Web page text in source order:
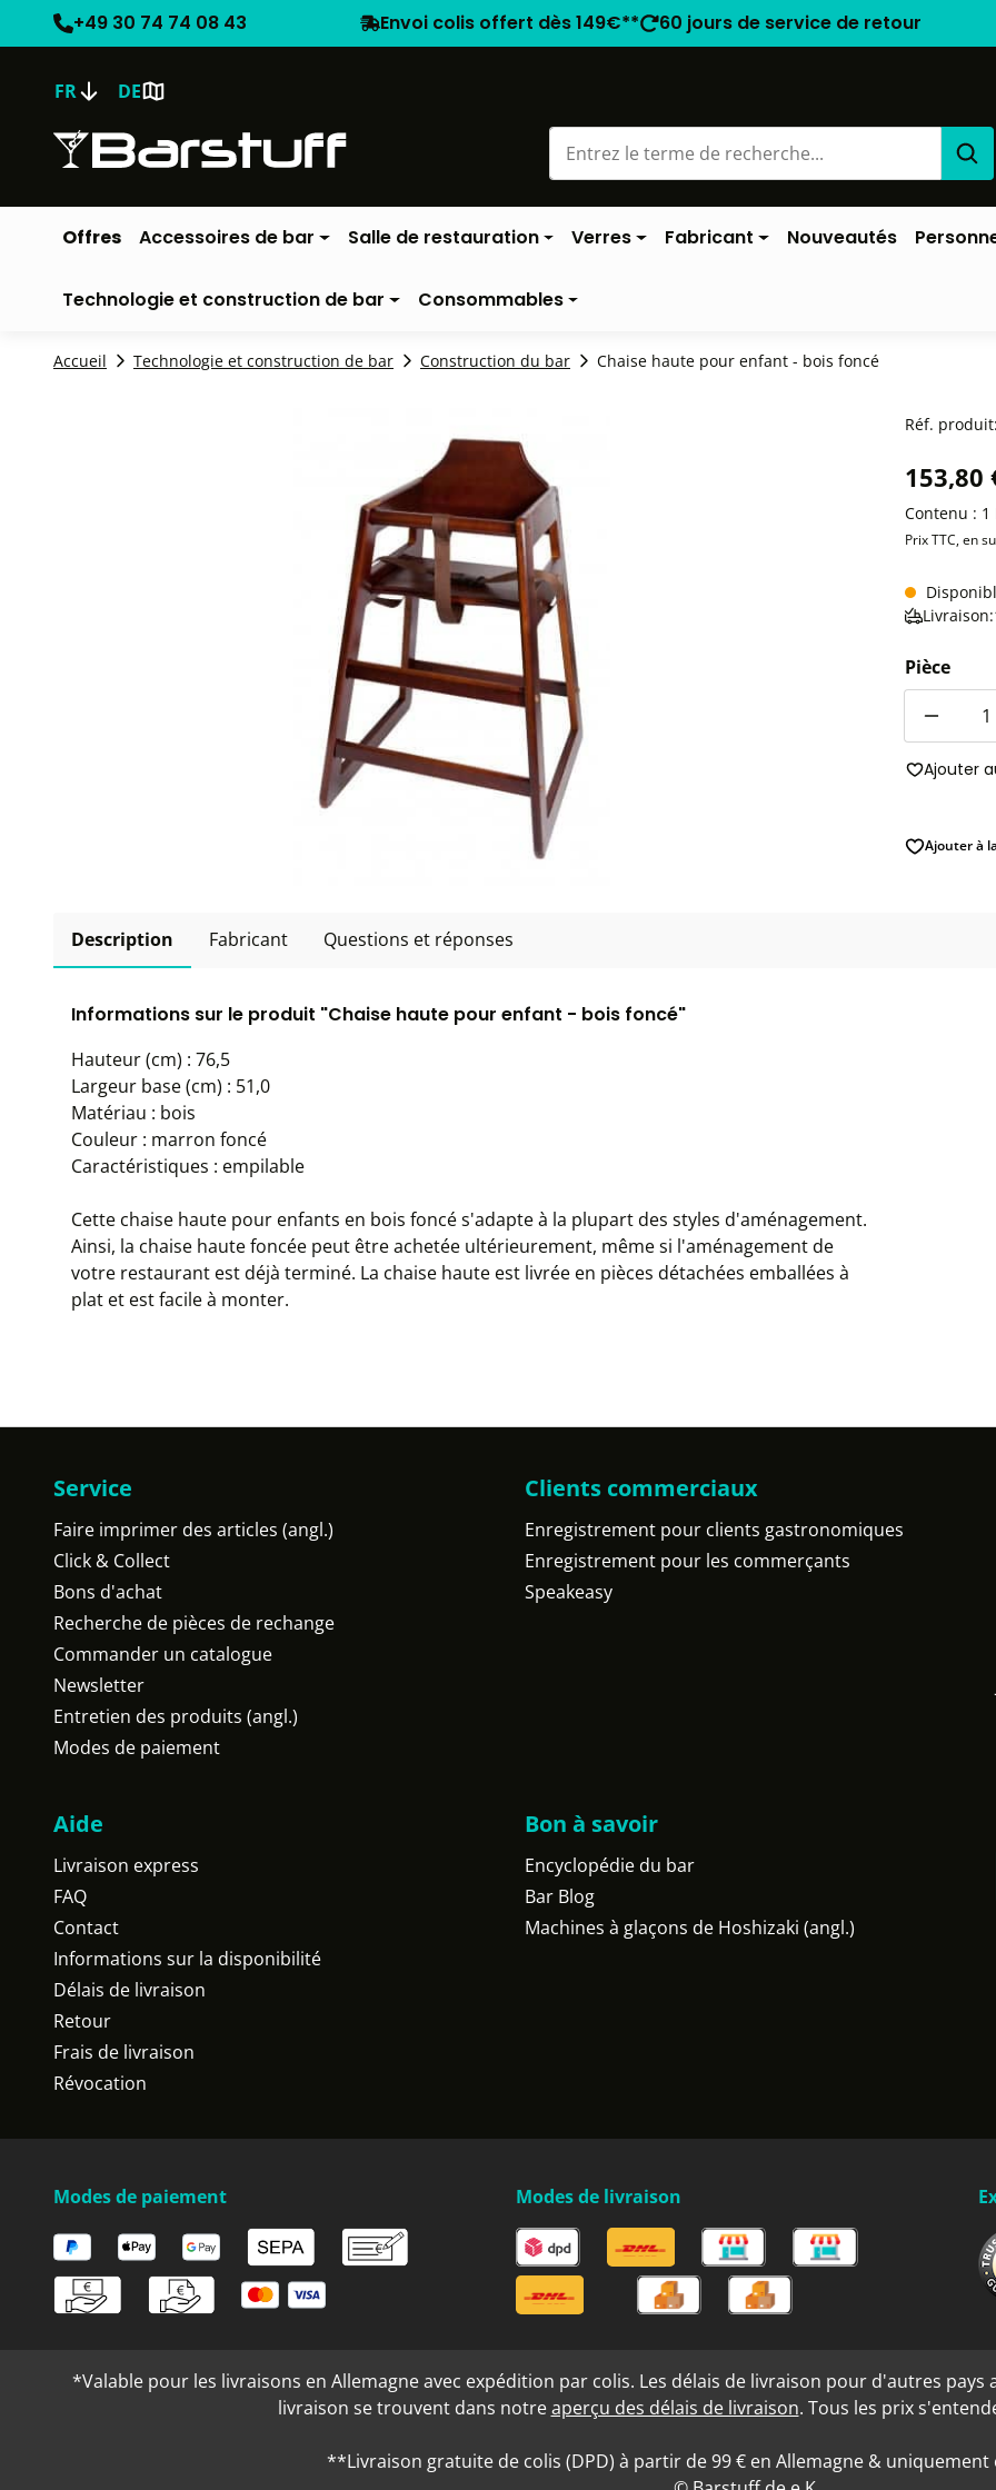
+49 30 74 74 08 43 Envoi colis offert dès 149€** 60 jours de service de retour
FR DE
Offres Accessoires de bar Salle de restauration Verres Fabricant Nouveautés
Technologie et construction de bar Consommables
Accueil Technologie et construction de bar Construction du bar Chaise haute pour enfant - bois foncé
Réf. produit:
153,80
Contenu : 1
Prix TTC, en
Pièce
Ajouter
Ajouter à
Description Fabricant Questions et réponses
Informations sur le produit "Chaise haute pour enfant - bois foncé"
Hauteur (cm) : 76,5
Largeur base (cm) : 51,0
Matériau : bois
Couleur : marron foncé
Caractéristiques : empilable
Cette chaise haute pour enfants en bois foncé s'adapte à la plupart des styles d'aménagement.
Ainsi, la chaise haute foncée peut être achetée ultérieurement, même si l'aménagement de
votre restaurant est déjà terminé. La chaise haute est livrée en pièces détachées emballées à
plat et est facile à monter.
Service
Faire imprimer des articles (angl.)
Click & Collect
Bons d'achat
Recherche de pièces de rechange
Commander un catalogue
Newsletter
Entretien des produits (angl.)
Modes de paiement
Clients commerciaux
Enregistrement pour clients gastronomiques
Enregistrement pour les commerçants
Speakeasy
Aide
Livraison express
FAQ
Contact
Informations sur la disponibilité
Délais de livraison
Retour
Frais de livraison
Révocation
Bon à savoir
Encyclopédie du bar
Bar Blog
Machines à glaçons de Hoshizaki (angl.)
Modes de paiement Modes de livraison
*Valable pour les livraisons en Allemagne avec expédition par colis. Les délais de livraison pour d'autres
livraison se trouvent dans notreaperçu des délais de livraison. Tous les prix
**Livraison gratuite de colis (DPD) à partir de 99 € en Allemagne & uniquement